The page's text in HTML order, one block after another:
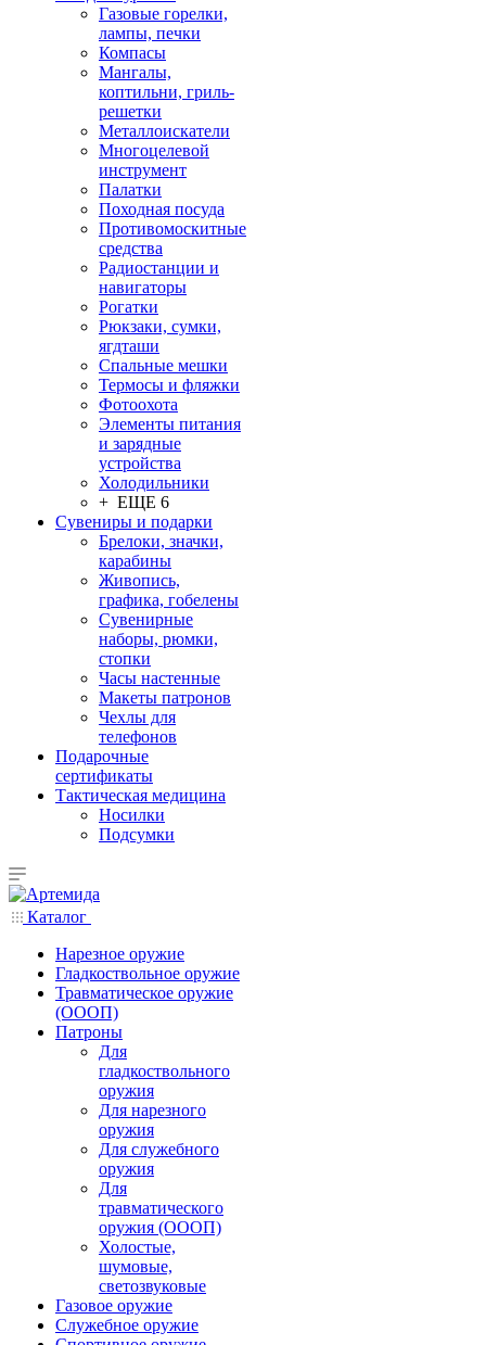
Газовые горелки,
лампы, печки
Компасы
Мангалы,
коптильни, гриль-
решетки
Металлоискатели
Многоцелевой
инструмент
Палатки
Походная посуда
Противомоскитные
средства
Радиостанции и
навигаторы
Рогатки
Рюкзаки, сумки,
ягдташи
Спальные мешки
Термосы и фляжки
Фотоохота
Элементы питания
и зарядные
устройства
Холодильники
+ ЕЩЕ 6
Сувениры и подарки
Брелоки, значки,
карабины
Живопись,
графика, гобелены
Сувенирные
наборы, рюмки,
стопки
Часы настенные
Макеты патронов
Чехлы для
телефонов
Подарочные
сертификаты
Тактическая медицина
Носилки
Подсумки
Каталог
Нарезное оружие
Гладкоствольное оружие
Травматическое оружие
(ОООП)
Патроны
Для
гладкоствольного
оружия
Для нарезного
оружия
Для служебного
оружия
Для
травматического
оружия (ОООП)
Холостые,
шумовые,
светозвуковые
Газовое оружие
Служебное оружие